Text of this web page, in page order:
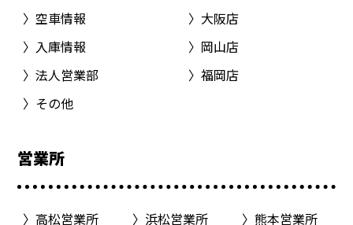
空車情報
入庫情報
法人営業部
その他
大阪店
岡山店
福岡店
営業所
高松営業所 浜松営業所 熊本営業所